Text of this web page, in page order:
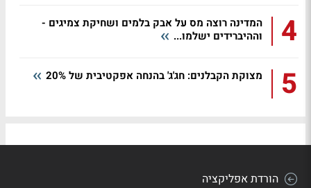
4
המדינה רוצה מס על אבק בלמים ושחיקת צמיגים -
וההיברידים ישלמו...
5 מצוקת הקבלנים: חג'ג' בהנחה אפקטיבית של 20%
הורדת אפליקציה